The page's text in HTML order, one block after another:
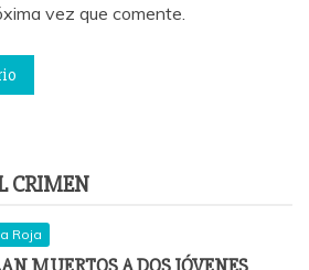
vez que comente.
CRIMEN
Roja